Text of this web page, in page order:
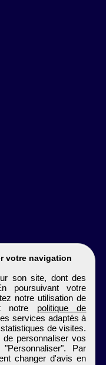
votre navigation
son site, dont des
poursuivant votre
notre utilisation de
notre politique de
services adaptés à
de visites.
personnaliser vos
Par
changer d'avis en